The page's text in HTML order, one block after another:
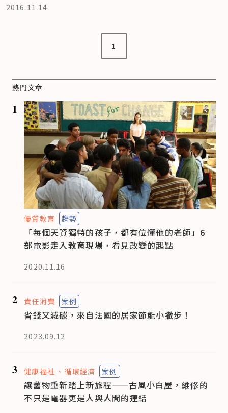
2016.11.14
1
熱門文章
1
優質教育 趨勢
「每個天資獨特的孩子，都有位懂他的老師」6
部電影走入教育現場，看見改變的起點
2020.11.16
2 責任消費 案例
省錢又減碳，來自法國的居家節能小撇步！
2023.09.12
3 健康福祉 循環經濟 案例
讓舊物重新踏上新旅程——古風小白屋，維修的
不只是電器更是人與人間的連結